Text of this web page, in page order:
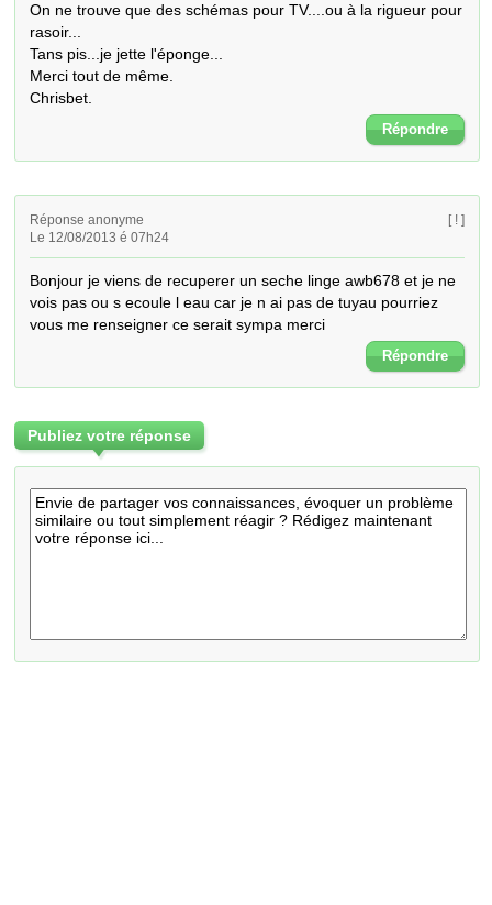
On ne trouve que des schémas pour TV....ou à la rigueur pour
rasoir...
Tans pis...je jette l'éponge...
Merci tout de même.
Chrisbet.
Répondre
Réponse anonyme
Le 12/08/2013 é 07h24
[ ! ]
Bonjour je viens de recuperer un seche linge awb678 et je ne
vois pas ou s ecoule l eau car je n ai pas de tuyau pourriez
vous me renseigner ce serait sympa merci
Répondre
Publiez votre réponse